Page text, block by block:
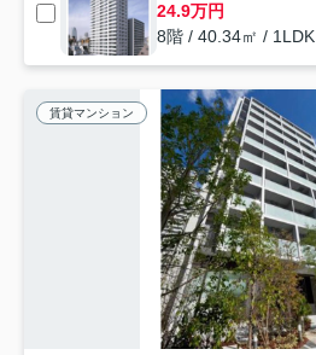
24.9万円
8階 / 40.34㎡ / 1LDK
賃貸マンション